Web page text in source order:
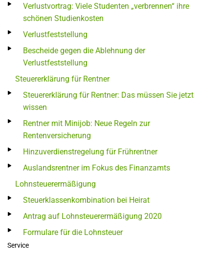
Verlustvortrag: Viele Studenten „verbrennen“ ihre
schönen Studienkosten
Verlustfeststellung
Bescheide gegen die Ablehnung der
Verlustfeststellung
Steuererklärung für Rentner
Steuererklärung für Rentner: Das müssen Sie jetzt
wissen
Rentner mit Minijob: Neue Regeln zur
Rentenversicherung
Hinzuverdienstregelung für Frührentner
Auslandsrentner im Fokus des Finanzamts
Lohnsteuerermäßigung
Steuerklassenkombination bei Heirat
Antrag auf Lohnsteuerermäßigung 2020
Formulare für die Lohnsteuer
Service